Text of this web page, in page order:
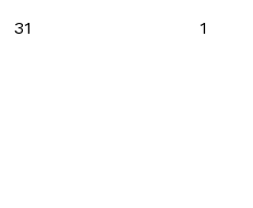
31
1